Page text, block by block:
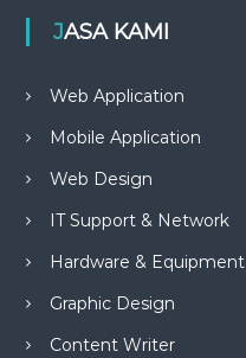
JASA KAMI
Web Application
Mobile Application
Web Design
IT Support & Network
Hardware & Equipment
Graphic Design
Content Writer